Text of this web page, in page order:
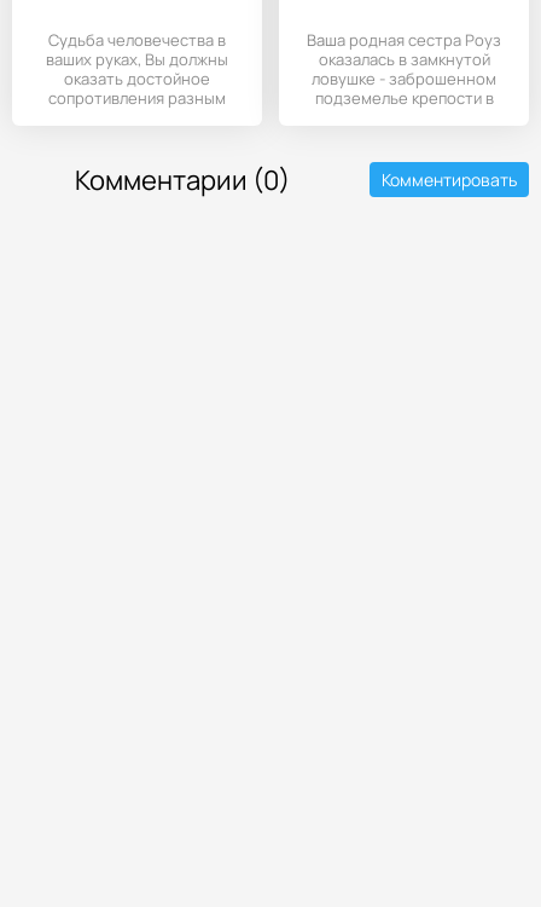
Судьба человечества в
ваших руках, Вы должны
оказать достойное
сопротивления разным
Ваша родная сестра Роуз
оказалась в замкнутой
ловушке - заброшенном
подземелье крепости в
Комментарии (0) Комментировать